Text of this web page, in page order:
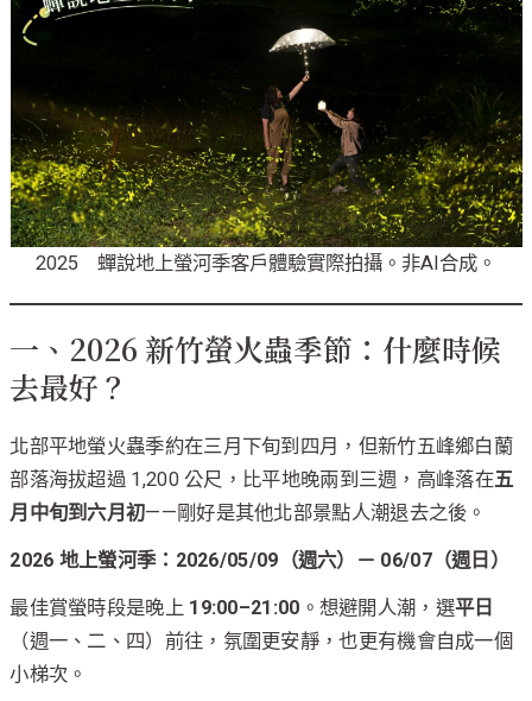
2025 蟬說地上螢河季客戶體驗實際拍攝。非AI合成。
一、2026 新竹螢火蟲季節：什麼時候
去最好？
北部平地螢火蟲季約在三月下旬到四月，但新竹五峰鄉白蘭
部落海拔超過 1,200 公尺，比平地晚兩到三週，高峰落在五
月中旬到六月初——剛好是其他北部景點人潮退去之後。
2026 地上螢河季：2026/05/09（週六）－ 06/07（週日）
最佳賞螢時段是晚上 19:00–21:00 。想避開人潮，選平日
（週一、二、四）前往，氛圍更安靜，也更有機會自成一個
小梯次。